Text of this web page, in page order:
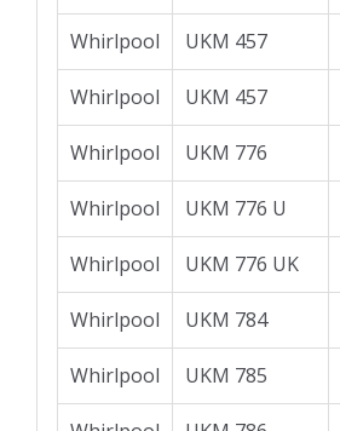
Whirlpool UKM 457
Whirlpool UKM 457
Whirlpool UKM 776
Whirlpool UKM 776 U
Whirlpool UKM 776 UK
Whirlpool UKM 784
Whirlpool UKM 785